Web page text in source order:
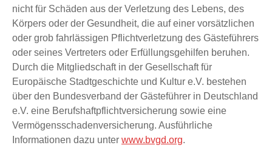
nicht für Schäden aus der Verletzung des Lebens, des
Körpers oder der Gesundheit, die auf einer vorsätzlichen
oder grob fahrlässigen Pflichtverletzung des Gästeführers
oder seines Vertreters oder Erfüllungsgehilfen beruhen.
Durch die Mitgliedschaft in der Gesellschaft für
Europäische Stadtgeschichte und Kultur e.V. bestehen
über den Bundesverband der Gästeführer in Deutschland
e.V. eine Berufshaftpflichtversicherung sowie eine
Vermögensschadenversicherung. Ausführliche
Informationen dazu unter www.bvgd.org.